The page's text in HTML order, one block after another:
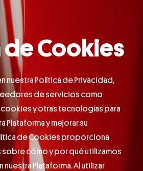
de Cookies
nuestra Política de Privacidad,
de servicios como
y otras tecnologías para
y mejorar su
de Cookies proporciona
cómo y por qué utilizamos
Plataforma. Al utilizar